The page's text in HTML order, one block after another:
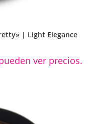
| Light Elegance
ver precios.